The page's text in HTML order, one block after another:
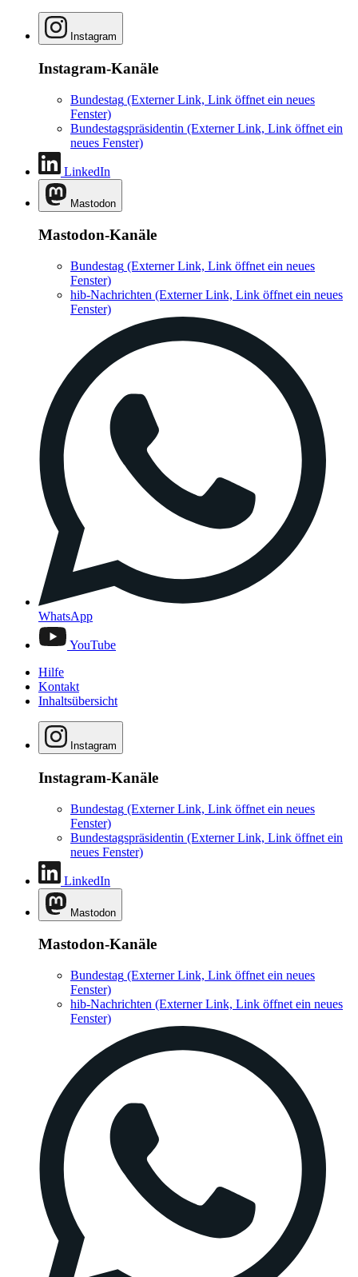
Instagram
Instagram-Kanäle
Bundestag (Externer Link, Link öffnet ein neues
Fenster)
Bundestagspräsidentin (Externer Link, Link öffnet ein
neues Fenster)
LinkedIn
Mastodon
Mastodon-Kanäle
Bundestag (Externer Link, Link öffnet ein neues
Fenster)
hib-Nachrichten (Externer Link, Link öffnet ein neues
Fenster)
WhatsApp
YouTube
Hilfe
Kontakt
Inhaltsübersicht
Instagram
Instagram-Kanäle
Bundestag (Externer Link, Link öffnet ein neues
Fenster)
Bundestagspräsidentin (Externer Link, Link öffnet ein
neues Fenster)
LinkedIn
Mastodon
Mastodon-Kanäle
Bundestag (Externer Link, Link öffnet ein neues
Fenster)
hib-Nachrichten (Externer Link, Link öffnet ein neues
Fenster)